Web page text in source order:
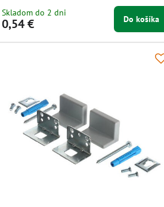
Skladom do 2 dni
0,54 € Do košíka